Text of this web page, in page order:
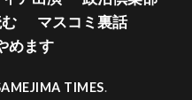
マスコミ裏話
めます
TIMES.